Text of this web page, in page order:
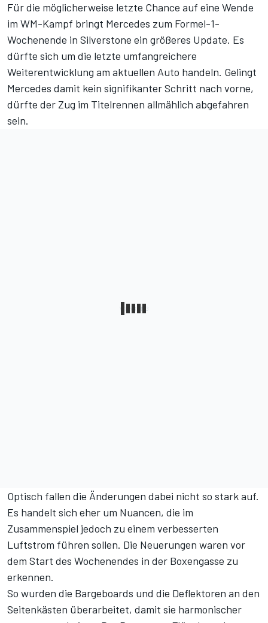
Für die möglicherweise letzte Chance auf eine Wende
im WM-Kampf bringt Mercedes zum Formel-1-
Wochenende in Silverstone ein größeres Update. Es
dürfte sich um die letzte umfangreichere
Weiterentwicklung am aktuellen Auto handeln. Gelingt
Mercedes damit kein signifikanter Schritt nach vorne,
dürfte der Zug im Titelrennen allmählich abgefahren
sein.
Optisch fallen die Änderungen dabei nicht so stark auf.
Es handelt sich eher um Nuancen, die im
Zusammenspiel jedoch zu einem verbesserten
Luftstrom führen sollen. Die Neuerungen waren vor
dem Start des Wochenendes in der Boxengasse zu
erkennen.
So wurden die Bargeboards und die Deflektoren an den
Seitenkästen überarbeitet, damit sie harmonischer